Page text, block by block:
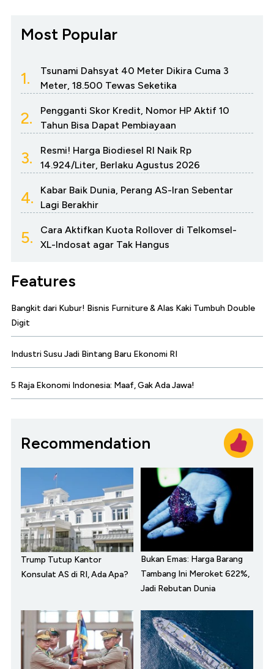
Most Popular
1.
Tsunami Dahsyat 40 Meter Dikira Cuma 3
Meter, 18.500 Tewas Seketika
2.
Pengganti Skor Kredit, Nomor HP Aktif 10
Tahun Bisa Dapat Pembiayaan
3.
Resmi! Harga Biodiesel RI Naik Rp
14.924/Liter, Berlaku Agustus 2026
4.
Kabar Baik Dunia, Perang AS-Iran Sebentar
Lagi Berakhir
5.
Cara Aktifkan Kuota Rollover di Telkomsel-
XL-Indosat agar Tak Hangus
Features
Bangkit dari Kubur! Bisnis Furniture & Alas Kaki Tumbuh Double
Digit
Industri Susu Jadi Bintang Baru Ekonomi RI
5 Raja Ekonomi Indonesia: Maaf, Gak Ada Jawa!
Recommendation
Trump Tutup Kantor
Konsulat AS di RI, Ada Apa?
Bukan Emas: Harga Barang
Tambang Ini Meroket 622%,
Jadi Rebutan Dunia